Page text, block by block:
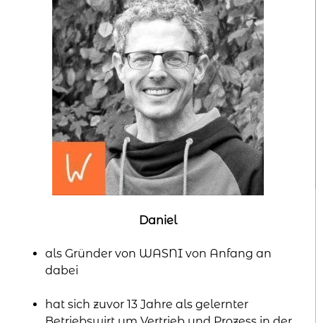
kontakt
Daniel
als Gründer von WASNI von Anfang an
dabei
hat sich zuvor 13 Jahre als gelernter